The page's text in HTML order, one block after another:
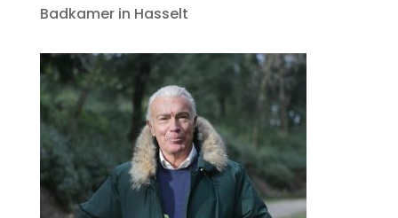
Badkamer in Hasselt